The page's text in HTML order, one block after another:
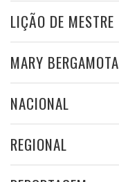
LIÇÃO DE MESTRE
MARY BERGAMOTA
NACIONAL
REGIONAL